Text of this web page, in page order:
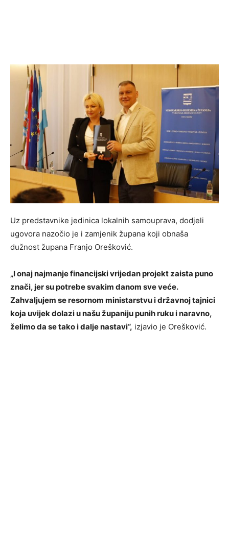
Uz predstavnike jedinica lokalnih samouprava, dodjeli
ugovora nazočio je i zamjenik župana koji obnaša
dužnost župana Franjo Orešković.
„I onaj najmanje financijski vrijedan projekt zaista puno
znači, jer su potrebe svakim danom sve veće.
Zahvaljujem se resornom ministarstvu i državnoj tajnici
koja uvijek dolazi u našu županiju punih ruku i naravno,
želimo da se tako i dalje nastavi“, izjavio je Orešković.